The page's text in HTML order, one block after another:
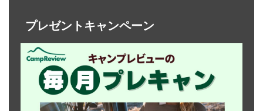
プレゼントキャンペーン